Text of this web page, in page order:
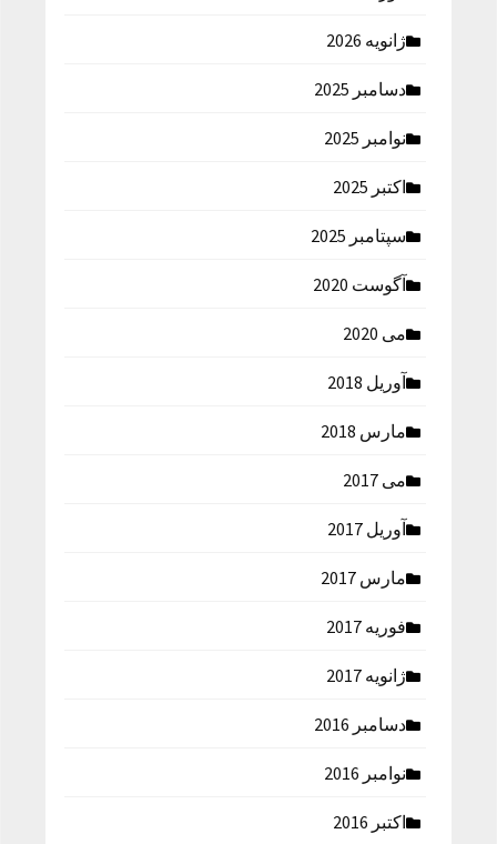
ژانویه 2026
دسامبر 2025
نوامبر 2025
اکتبر 2025
سپتامبر 2025
آگوست 2020
می 2020
آوریل 2018
مارس 2018
می 2017
آوریل 2017
مارس 2017
فوریه 2017
ژانویه 2017
دسامبر 2016
نوامبر 2016
اکتبر 2016